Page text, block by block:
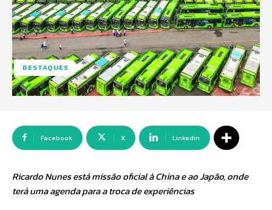
DESTAQUES
Facebook X Linkedin
Ricardo Nunes está missão oficial à China e ao Japão, onde
terá uma agenda para a troca de experiências